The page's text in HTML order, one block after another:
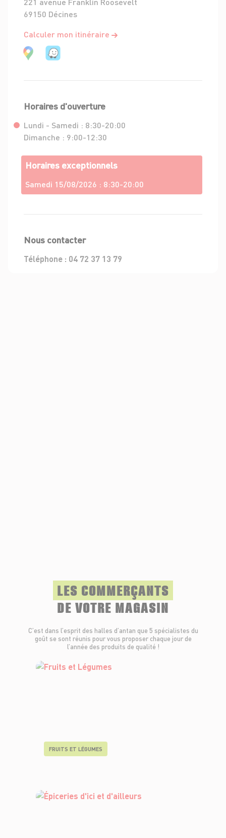
69150 Décines
Calculer mon itinéraire
Horaires d'ouverture
Lundi - Samedi : 8:30-20:00
Dimanche : 9:00-12:30
Horaires exceptionnels
Samedi 15/08/2026 : 8:30-20:00
Nous contacter
Téléphone : 04 72 37 13 79
LES COMMERÇANTS
DE VOTRE MAGASIN
C’est dans l’esprit des halles d’antan que 5 spécialistes du
goût se sont réunis pour vous proposer chaque jour de
l’année des produits de qualité !
FRUITS ET LÉGUMES